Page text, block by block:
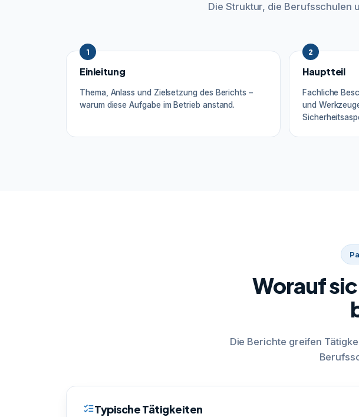
Die Struktur, die Berufsschulen
1
Einleitung
Thema, Anlass und Zielsetzung des Berichts –
warum diese Aufgabe im Betrieb anstand.
2
Hauptteil
Fachliche
und
Worauf
Die Berichte greifen
Typische Tätigkeiten